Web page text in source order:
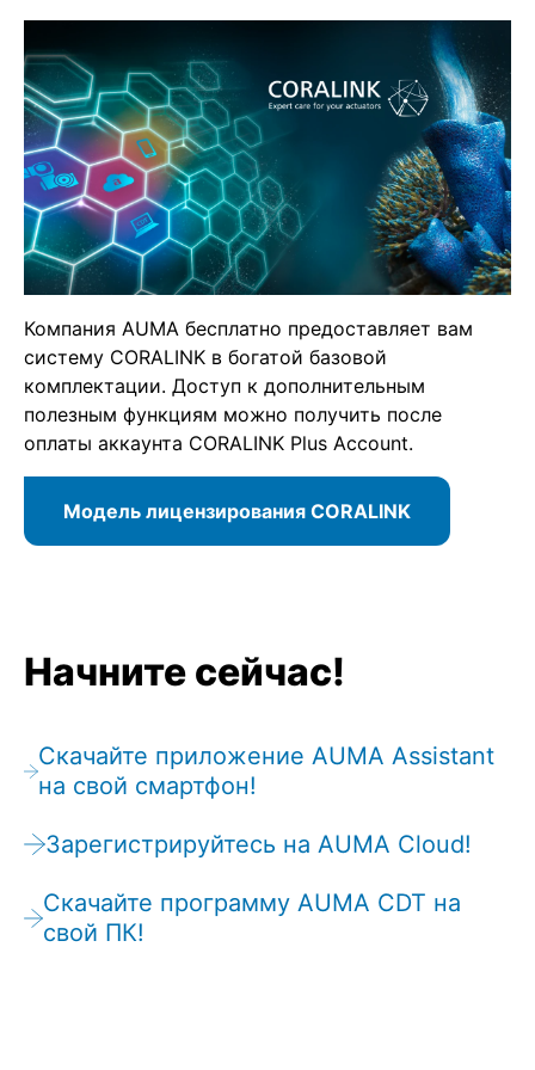
Компания AUMA бесплатно предоставляет вам
систему CORALINK в богатой базовой
комплектации. Доступ к дополнительным
полезным функциям можно получить после
оплаты аккаунта CORALINK Plus Account.
Модель лицензирования CORALINK
Начните сейчас!
Скачайте приложение AUMA Assistant
на свой смартфон!
Зарегистрируйтесь на AUMA Cloud!
Скачайте программу AUMA CDT на
свой ПК!